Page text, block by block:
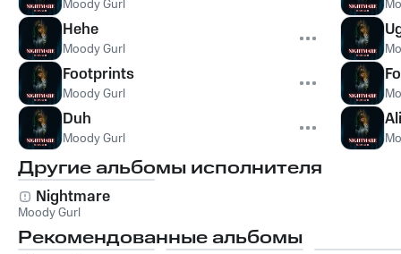
Moody Gurl
Hehe
Moody Gurl
Footprints
Moody Gurl
Duh
Moody Gurl
Другие альбомы исполнителя
Nightmare
Moody Gurl
Рекомендованные альбомы